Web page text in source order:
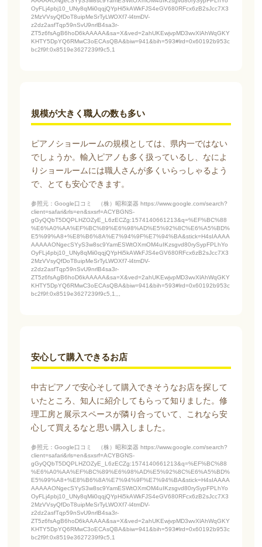
OyFLj4pbj10_UNy8qMii0qqjQYpHi5kAWkFJS4eGV680RFcx6zB2sJcc7X3
2MzVVsyQfDoT8uipMeSrTyLWOXf7-l4tmDV-
z2dz2asfTqp59nSvU9nrlB4sa3r-
ZT5z6fsAgB6hoD6kAAAAA&sa=X&ved=2ahUKEwjvpMD3wvXlAhWqGKY
KHTY5DpYQ6RMwC3oECAsQBA&biw=941&bih=593#lrd=0x60192b953c
bc2f9f:0x8519e3627239f9c5,1
規模が大きく職人の数も多い
ピアノショールームの規模としては、県内一ではない
でしょうか。輸入ピアノも多く扱っているし、なによ
りショールームには職人さんが多くいらっしゃるよう
で、とても安心できます。
参照元：Google口コミ （株）昭和楽器 https://www.google.com/search?
client=safari&rls=en&sxsrf=ACYBGNS-
gGyQQbT5DQPLHZOZyE_L6zECZg:1574140661213&q=%EF%BC%88
%E6%A0%AA%EF%BC%89%E6%98%AD%E5%92%8C%E6%A5%BD%
E5%99%A8+%E8%B6%8A%E7%94%9F%E7%94%BA&stick=H4sIAAAA
AAAAAONgecSYyS3w8sc9YamESWtOXmOM4uIKzsgvd80rySypFPLhYo
OyFLj4pbj10_UNy8qMii0qqjQYpHi5kAWkFJS4eGV680RFcx6zB2sJcc7X3
2MzVVsyQfDoT8uipMeSrTyLWOXf7-l4tmDV-
z2dz2asfTqp59nSvU9nrlB4sa3r-
ZT5z6fsAgB6hoD6kAAAAA&sa=X&ved=2ahUKEwjvpMD3wvXlAhWqGKY
KHTY5DpYQ6RMwC3oECAsQBA&biw=941&bih=593#lrd=0x60192b953c
bc2f9f:0x8519e3627239f9c5,1,,,
安心して購入できるお店
中古ピアノで安心そして購入できそうなお店を探して
いたところ、知人に紹介してもらって知りました。修
理工房と展示スペースが隣り合っていて、これなら安
心して買えるなと思い購入しました。
参照元：Google口コミ （株）昭和楽器 https://www.google.com/search?
client=safari&rls=en&sxsrf=ACYBGNS-
gGyQQbT5DQPLHZOZyE_L6zECZg:1574140661213&q=%EF%BC%88
%E6%A0%AA%EF%BC%89%E6%98%AD%E5%92%8C%E6%A5%BD%
E5%99%A8+%E8%B6%8A%E7%94%9F%E7%94%BA&stick=H4sIAAAA
AAAAAONgecSYyS3w8sc9YamESWtOXmOM4uIKzsgvd80rySypFPLhYo
OyFLj4pbj10_UNy8qMii0qqjQYpHi5kAWkFJS4eGV680RFcx6zB2sJcc7X3
2MzVVsyQfDoT8uipMeSrTyLWOXf7-l4tmDV-
z2dz2asfTqp59nSvU9nrlB4sa3r-
ZT5z6fsAgB6hoD6kAAAAA&sa=X&ved=2ahUKEwjvpMD3wvXlAhWqGKY
KHTY5DpYQ6RMwC3oECAsQBA&biw=941&bih=593#lrd=0x60192b953c
bc2f9f:0x8519e3627239f9c5,1